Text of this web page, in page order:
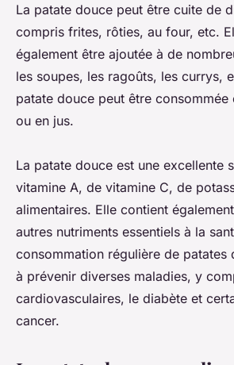
La patate douce peut être cuite de
compris frites, rôties, au four, etc.
également être ajoutée à de
les soupes, les ragoûts, les currys,
patate douce peut être consommée
ou en jus.
La patate douce est une excellente
vitamine A, de vitamine C, de
alimentaires. Elle contient
autres nutriments essentiels à la
consommation régulière de patates
à prévenir diverses maladies, y
cardiovasculaires, le diabète et
cancer.